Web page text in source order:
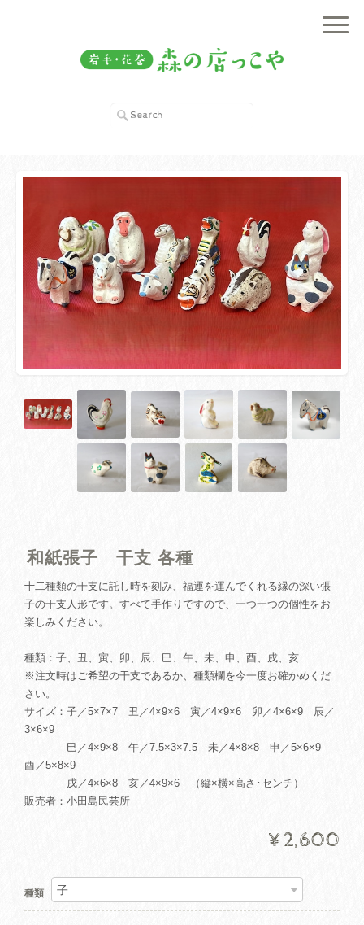
和紙張子 干支 各種
十二種類の干支に託し時を刻み、福運を運んでくれる縁の深い張
子の干支人形です。すべて手作りですので、一つ一つの個性をお
楽しみください。
種類：子、丑、寅、卯、辰、巳、午、未、申、酉、戌、亥
※注文時はご希望の干支であるか、種類欄を今一度お確かめくだ
さい。
サイズ：子／5×7×7 丑／4×9×6 寅／4×9×6 卯／4×6×9 辰／
3×6×9
巳／4×9×8 午／7.5×3×7.5 未／4×8×8 申／5×6×9
酉／5×8×9
戌／4×6×8 亥／4×9×6 （縦×横×高さ･センチ）
販売者：小田島民芸所
¥2,600
種類